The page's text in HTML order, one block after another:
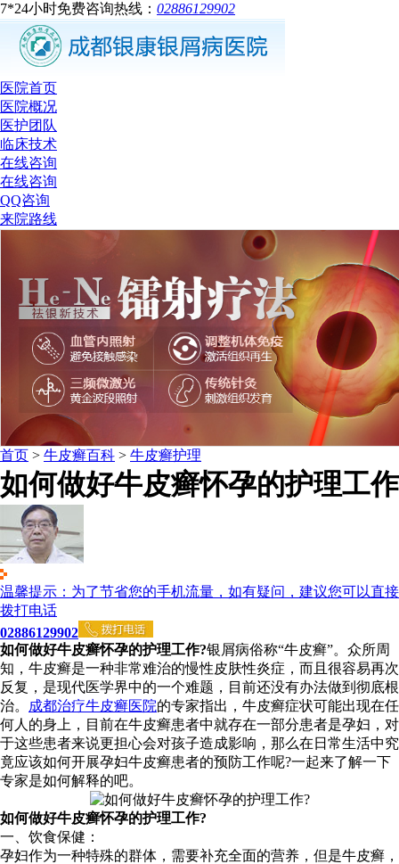
7*24小时免费咨询热线： 02886129902
医院首页
医院概况
医护团队
临床技术
在线咨询
在线咨询
QQ咨询
来院路线
首页 > 牛皮癣百科 > 牛皮癣护理
如何做好牛皮癣怀孕的护理工作
温馨提示：为了节省您的手机流量，如有疑问，建议您可以直接
拨打电话
02886129902
如何做好牛皮癣怀孕的护理工作?银屑病俗称“牛皮癣”。众所周
知，牛皮癣是一种非常难治的慢性皮肤性炎症，而且很容易再次
反复，是现代医学界中的一个难题，目前还没有办法做到彻底根
治。
成都治疗牛皮癣医院的专家指出，牛皮癣症状可能出现在任
何人的身上，目前在牛皮癣患者中就存在一部分患者是孕妇，对
于这些患者来说更担心会对孩子造成影响，那么在日常生活中究
竟应该如何开展孕妇牛皮癣患者的预防工作呢?一起来了解一下
专家是如何解释的吧。
如何做好牛皮癣怀孕的护理工作?
一、饮食保健：
孕妇作为一种特殊的群体，需要补充全面的营养，但是牛皮癣，